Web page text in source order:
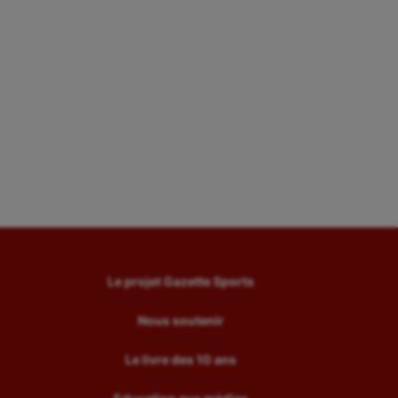
Le projet Gazette Sports
Nous soutenir
Le livre des 10 ans